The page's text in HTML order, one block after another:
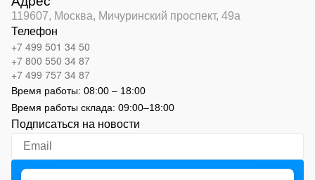
119607, Москва, Мичуринский проспект, 49а
Телефон
+7 499 501 34 50
+7 800 550 34 87
+7 499 757 34 87
Время работы: 08:00 – 18:00
Время работы склада: 09:00–18:00
Подписаться на новости